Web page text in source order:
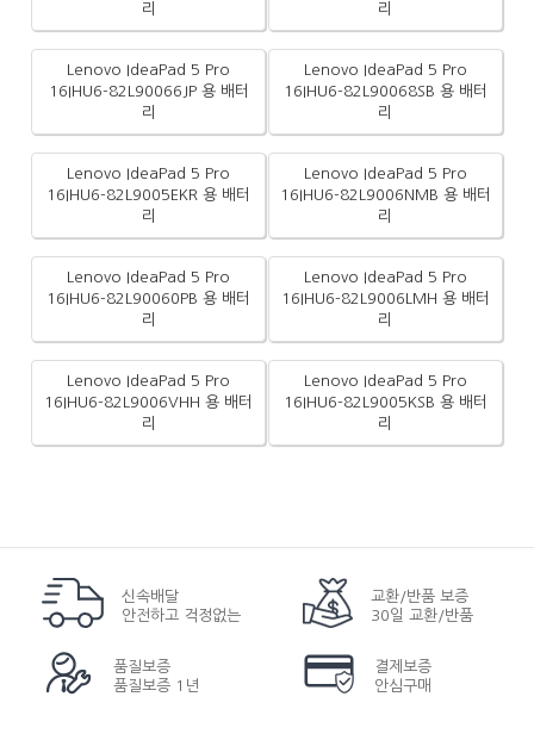
리
리
Lenovo IdeaPad 5 Pro
16IHU6-82L90066JP 용 배터
리
Lenovo IdeaPad 5 Pro
16IHU6-82L90068SB 용 배터
리
Lenovo IdeaPad 5 Pro
16IHU6-82L9005EKR 용 배터
리
Lenovo IdeaPad 5 Pro
16IHU6-82L9006NMB 용 배터
리
Lenovo IdeaPad 5 Pro
16IHU6-82L90060PB 용 배터
리
Lenovo IdeaPad 5 Pro
16IHU6-82L9006LMH 용 배터
리
Lenovo IdeaPad 5 Pro
16IHU6-82L9006VHH 용 배터
리
Lenovo IdeaPad 5 Pro
16IHU6-82L9005KSB 용 배터
리
신속배달
안전하고 걱정없는
교환/반품 보증
30일 교환/반품
품질보증
품질보증 1년
결제보증
안심구매